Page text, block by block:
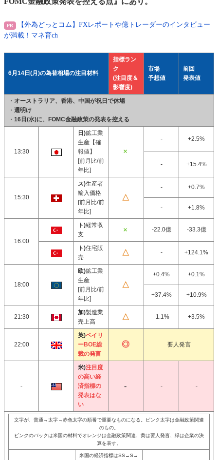
【外為どっとコム】FXレポートや億トレーダーのインタビュー
が満載！マネ育ch
6月14日(月)の為替相場の注目材料
指標ラン
ク
(注目度＆
影響度)
市場
予想値
前回
発表値
・ オーストラリア、香港、中国が祝日で休場
・ 週明け
・ 16日(水)に、FOMC金融政策の発表を控える
13:30
日)鉱工業
生産【確
報値】
[前月比/前
年比]
- +2.5%
- +15.4%
15:30
ス)生産者
輸入価格
[前月比/前
年比]
- +0.7%
- +1.8%
16:00
ト)経常収
支
-22.0億 -33.3億
ト)住宅販
売
- +124.1%
18:00
欧)鉱工業
生産
[前月比/前
年比]
+0.4% +0.1%
+37.4% +10.9%
21:30
加)製造業
売上高
-1.1% +3.5%
22:00
英)ベイリ
ーBOE総
裁の発言
要人発言
-
米)注目度
の高い経
済指標の
発表はな
い
- -
文字が、普通→太字→赤色太字の順番で重要なものになる。ピンク太字は金融政策関連
のもの。
ピンクのバックは米国の材料でオレンジは金融政策関連、黄は要人発言、緑は企業の決
算を表す。
米国の経済指標はSS→S→